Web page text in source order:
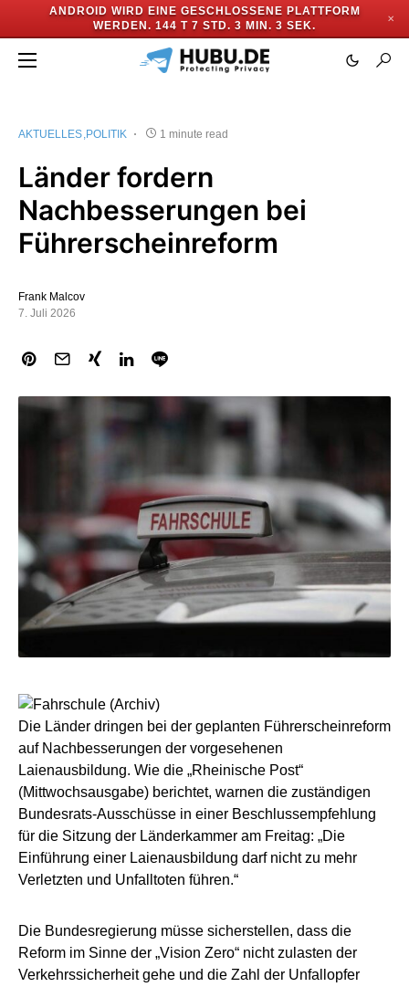
ANDROID WIRD EINE GESCHLOSSENE PLATTFORM
WERDEN. 144 T 7 STD. 3 MIN. 3 SEK.
✕
AKTUELLES POLITIK 1 minute read
Länder fordern
Nachbesserungen bei
Führerscheinreform
Frank Malcov
7. Juli 2026
Die Länder dringen bei der geplanten Führerscheinreform
auf Nachbesserungen der vorgesehenen
Laienausbildung. Wie die „Rheinische Post“
(Mittwochsausgabe) berichtet, warnen die zuständigen
Bundesrats-Ausschüsse in einer Beschlussempfehlung
für die Sitzung der Länderkammer am Freitag: „Die
Einführung einer Laienausbildung darf nicht zu mehr
Verletzten und Unfalltoten führen.“
Die Bundesregierung müsse sicherstellen, dass die
Reform im Sinne der „Vision Zero“ nicht zulasten der
Verkehrssicherheit gehe und die Zahl der Unfallopfer